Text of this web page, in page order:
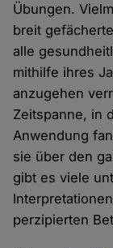
Übungen.
breit
alle
mithilfe ihres
anzugehen
Zeitspanne, in
Anwendung
sie über den
gibt es viele
perzipierten